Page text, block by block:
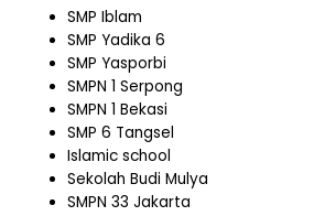
SMP Iblam
SMP Yadika 6
SMP Yasporbi
SMPN 1 Serpong
SMPN 1 Bekasi
SMP 6 Tangsel
Islamic school
Sekolah Budi Mulya
SMPN 33 Jakarta